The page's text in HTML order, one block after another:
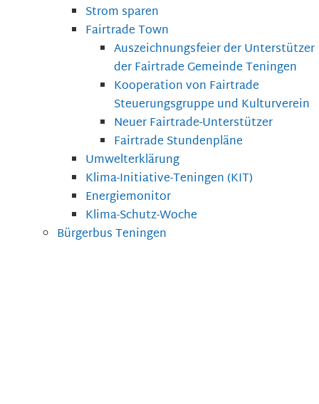
Strom sparen
Fairtrade Town
Auszeichnungsfeier der Unterstützer
der Fairtrade Gemeinde Teningen
Kooperation von Fairtrade
Steuerungsgruppe und Kulturverein
Neuer Fairtrade-Unterstützer
Fairtrade Stundenpläne
Umwelterklärung
Klima-Initiative-Teningen (KIT)
Energiemonitor
Klima-Schutz-Woche
Bürgerbus Teningen